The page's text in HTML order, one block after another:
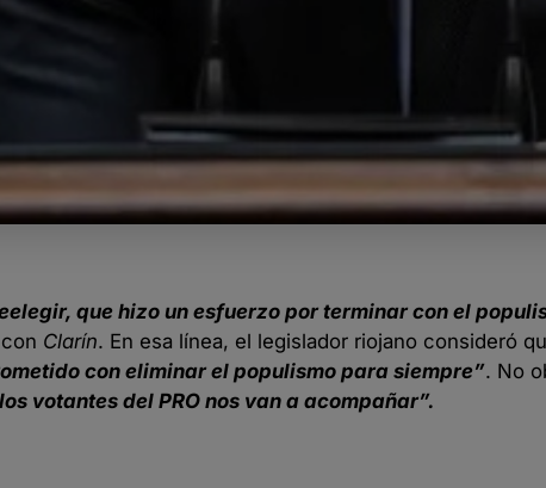
que hizo un esfuerzo por terminar con el
Clarín. En esa línea, el legislador riojano consideró
con eliminar el populismo para siempre”. No
votantes del PRO nos van a acompañar”.